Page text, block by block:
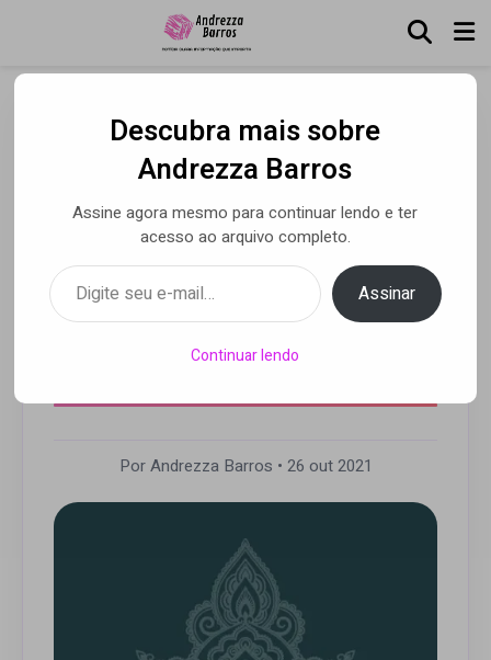
Estreia IN VOGA, novo
programa do SCC SBT de
variedades ao
empreendedorismo, que
promete surpreender aos
sábados com quadros
Por Andrezza Barros • 26 out 2021
Descubra mais sobre
Andrezza Barros
Assine agora mesmo para continuar lendo e ter
acesso ao arquivo completo.
Digite seu e-mail…
Assinar
Continuar lendo